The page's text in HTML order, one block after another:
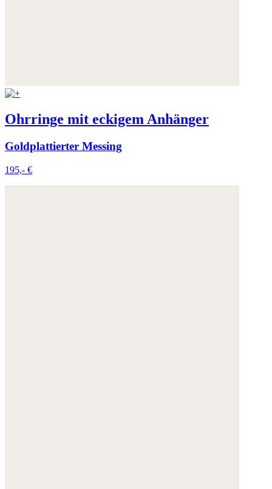
Ohrringe mit eckigem Anhänger
Goldplattierter Messing
195,- €